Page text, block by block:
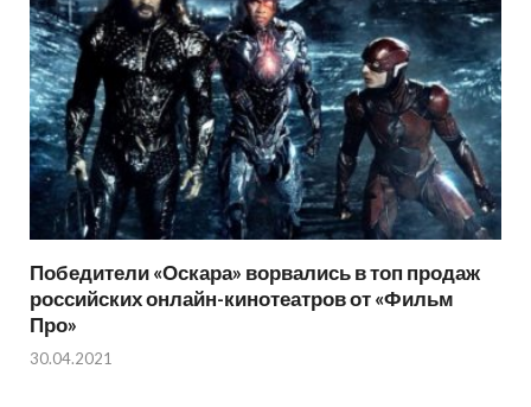
Победители «Оскара» ворвались в топ продаж
российских онлайн-кинотеатров от «Фильм
Про»
30.04.2021